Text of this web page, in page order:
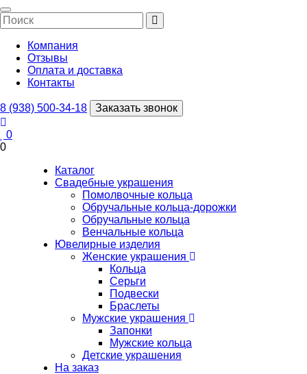
Компания
Отзывы
Оплата и доставка
Контакты
8 (938) 500-34-18 Заказать звонок
0
0
Каталог
Свадебные украшения
Помолвочные кольца
Обручальные кольца-дорожки
Обручальные кольца
Венчальные кольца
Ювелирные изделия
Женские украшения
Кольца
Серьги
Подвески
Браслеты
Мужские украшения
Запонки
Мужские кольца
Детские украшения
На заказ